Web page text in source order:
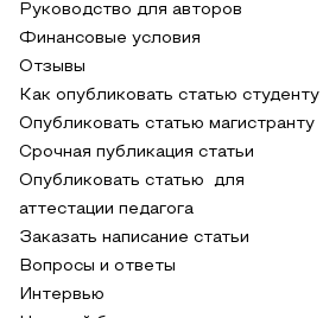
Руководство для авторов
Финансовые условия
Отзывы
Как опубликовать статью студенту
Опубликовать статью магистранту
Срочная публикация статьи
Опубликовать статью для
аттестации педагога
Заказать написание статьи
Вопросы и ответы
Интервью